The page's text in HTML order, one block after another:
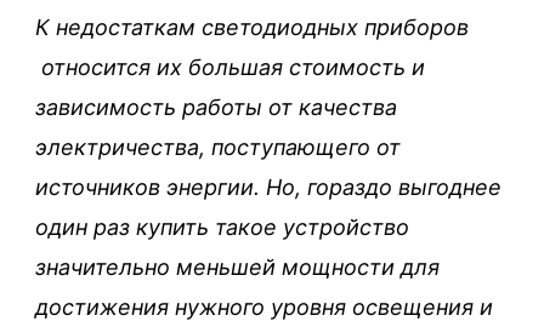
К недостаткам светодиодных приборов
относится их большая стоимость и
зависимость работы от качества
электричества, поступающего от
источников энергии. Но, гораздо выгоднее
один раз купить такое устройство
значительно меньшей мощности для
достижения нужного уровня освещения и